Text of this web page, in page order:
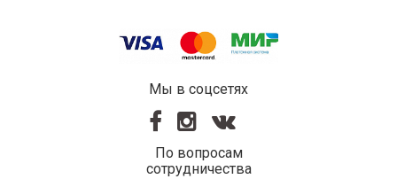
Мы в соцсетях
По вопросам
сотрудничества